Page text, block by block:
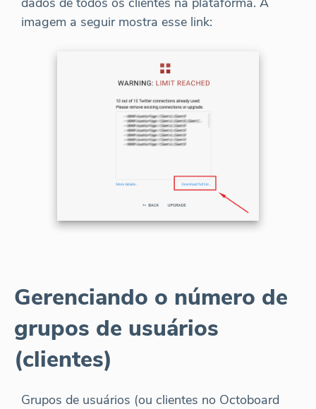
imagem a seguir mostra esse link:
Gerenciando o número de
grupos de usuários
(clientes)
Grupos de usuários (ou clientes no Octoboard